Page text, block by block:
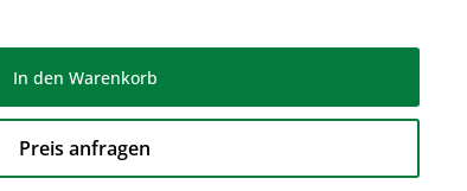
In den Warenkorb
Preis anfragen